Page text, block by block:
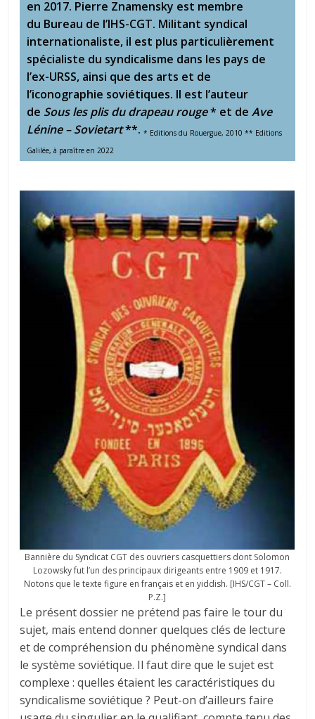
en 2017. Pierre Znamensky est membre
du Bureau de l’IHS-CGT. Militant syndical
internationaliste, il est plus particulièrement
spécialiste du syndicalisme dans les pays de
l’ex-URSS, ainsi que des arts et de
l’iconographie soviétiques. Il est l’auteur
de Sous les plis du drapeau rouge* et deAve
Lénine – Sovietart**. * Editions du Rouergue, 2010 ** Editions
Galilée, à paraître en 2022
Bannière du Syndicat CGT des ouvriers casquettiers dont Solomon
Lozowsky fut l’un des principaux dirigeants entre 1909 et 1917.
Notons que le texte figure en français et en yiddish. [IHS/CGT – Coll.
P.Z.]
Le présent dossier ne prétend pas faire le tour du
sujet, mais entend donner quelques clés de lecture
et de compréhension du phénomène syndical dans
le système soviétique. Il faut dire que le sujet est
complexe : quelles étaient les caractéristiques du
syndicalisme soviétique ? Peut-on d’ailleurs faire